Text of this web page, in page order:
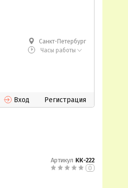
Санкт-Петербург
Часы работы
Вход Регистрация
Артикул КК-222
0